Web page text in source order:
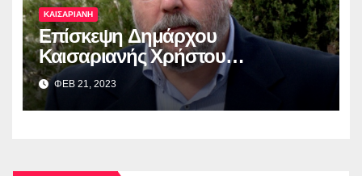
ΚΑΙΣΑΡΙΑΝΗ
Επίσκεψη Δημάρχου
Καισαριανής Χρήστου
Βοσκόπουλου στην έκθεση
“ΜΙΚΡΑ ΑΣΙΑ: Λάμψη –
Καταστροφή – Ξεριζωμός –
ΦΕΒ 21, 2023